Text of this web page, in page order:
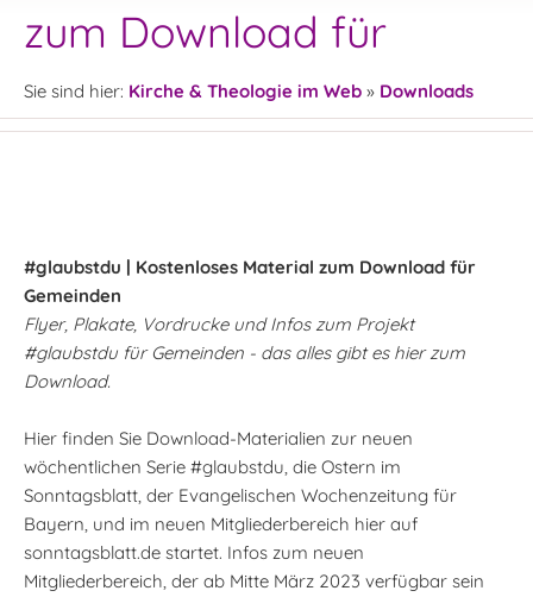
zum Download für
Sie sind hier: Kirche & Theologie im Web » Downloads
#glaubstdu | Kostenloses Material zum Download für
Gemeinden
Flyer, Plakate, Vordrucke und Infos zum Projekt
#glaubstdu für Gemeinden - das alles gibt es hier zum
Download.
Hier finden Sie Download-Materialien zur neuen
wöchentlichen Serie #glaubstdu, die Ostern im
Sonntagsblatt, der Evangelischen Wochenzeitung für
Bayern, und im neuen Mitgliederbereich hier auf
sonntagsblatt.de startet. Infos zum neuen
Mitgliederbereich, der ab Mitte März 2023 verfügbar sein